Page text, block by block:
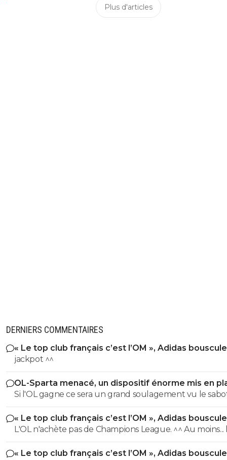
Plus d'articles
DERNIERS COMMENTAIRES
« Le top club français c’est l’OM », Adidas
PSG
jackpot ^^
OL-Sparta menacé, un dispositif énorme mis en
Si l'OL gagne ce sera un grand soulagement vu le
incroyable du farfelu sans froc Fonseca au match allé.
perd ce sera aussi une grande victoire et une énorme
délivrance avec un possible licenciement de ce clown.
« Le top club français c’est l’OM », Adidas
PSG
L'OL n'achète pas de Champions League. ^^ Au moins... l'OM a
un point commun avec le PSG. Mdr Adidas ne se trompe pas
avec l'OL qui est une valeur sûre... contrairement à
« Le top club français c’est l’OM », Adidas